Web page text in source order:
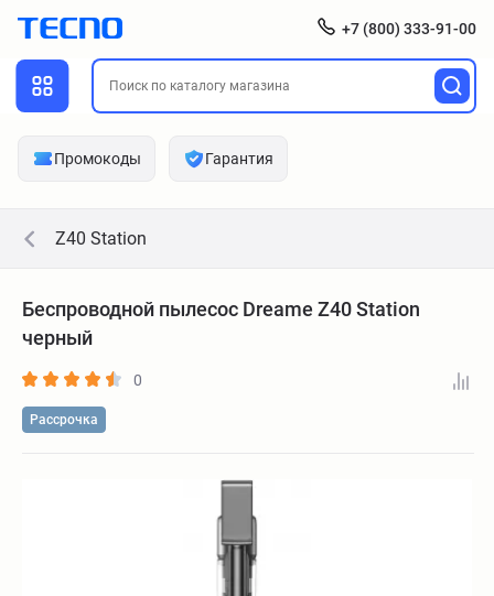
+7 (800) 333-91-00
Промокоды Гарантия
Z40 Station
Беспроводной пылесос Dreame Z40 Station
черный
0
Рассрочка